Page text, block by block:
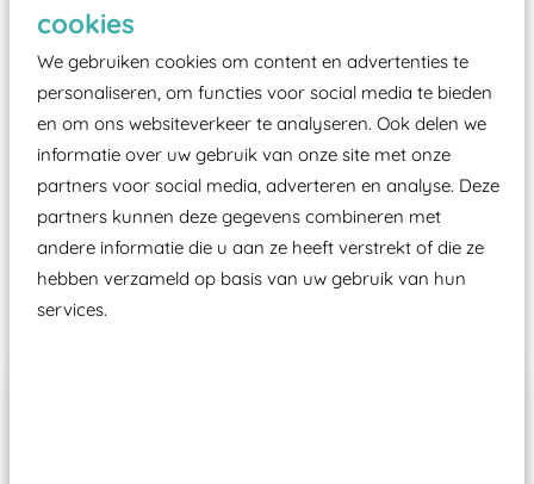
cookies
We gebruiken cookies om content en advertenties te
personaliseren, om functies voor social media te bieden
en om ons websiteverkeer te analyseren. Ook delen we
informatie over uw gebruik van onze site met onze
partners voor social media, adverteren en analyse. Deze
partners kunnen deze gegevens combineren met
andere informatie die u aan ze heeft verstrekt of die ze
hebben verzameld op basis van uw gebruik van hun
services.
moet zijn van een typekeuring, -plaatje en
certificering, uitgegeven door een Nederlands
aangewezen keuringsinstantie?
Wij ook speeltoestellen kunnen laten keuren zodat
ze toch binnen het Warenwetbesluit Attractie- en
Speeltoestellen vallen?
Past er goed bij